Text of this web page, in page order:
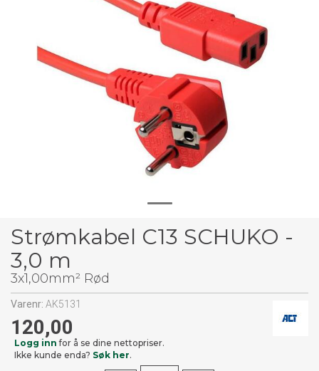
Strømkabel C13 SCHUKO -
3,0 m
3x1,00mm² Rød
Varenr: AK5131
120,00
Logg inn for å se dine nettopriser.
Ikke kunde enda? Søk her.